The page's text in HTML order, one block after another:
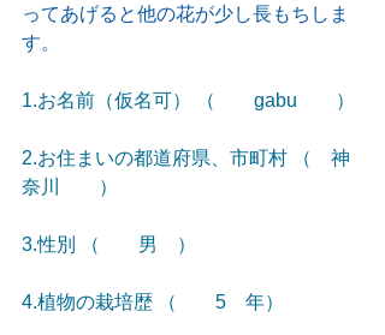
ってあげると他の花が少し長もちしま
す。
1.お名前（仮名可） （　　gabu　　）
2.お住まいの都道府県、市町村 （　神
奈川　　）
3.性別 （　　男　）
4.植物の栽培歴 （　　5　年）